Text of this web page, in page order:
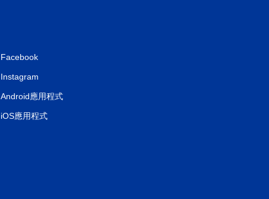
Facebook
Instagram
Android應用程式
iOS應用程式